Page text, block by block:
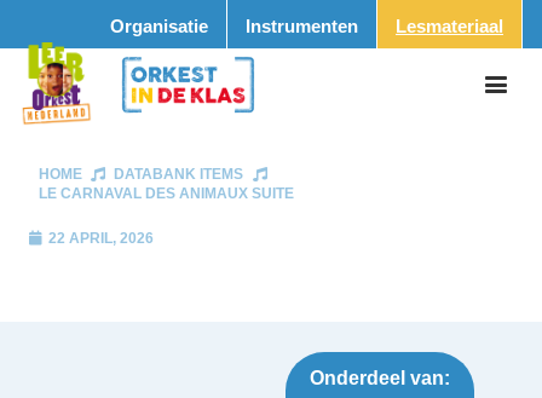
Organisatie Instrumenten Lesmateriaal
HOME
DATABANK ITEMS
LE CARNAVAL DES ANIMAUX SUITE
22 APRIL, 2026
Onderdeel van: